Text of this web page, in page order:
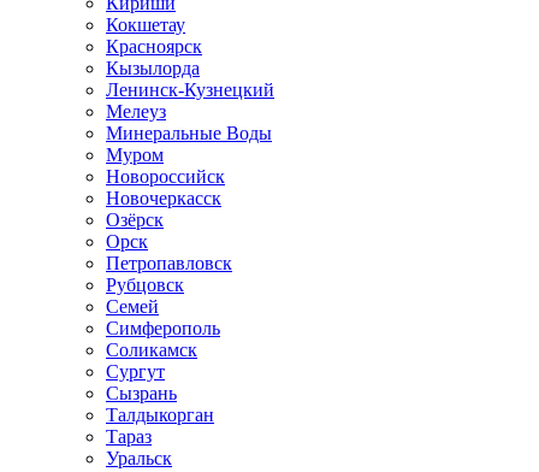
Кокшетау
Красноярск
Кызылорда
Ленинск-Кузнецкий
Мелеуз
Минеральные Воды
Муром
Новороссийск
Новочеркасск
Озёрск
Орск
Петропавловск
Рубцовск
Семей
Симферополь
Соликамск
Сургут
Сызрань
Талдыкорган
Тараз
Уральск